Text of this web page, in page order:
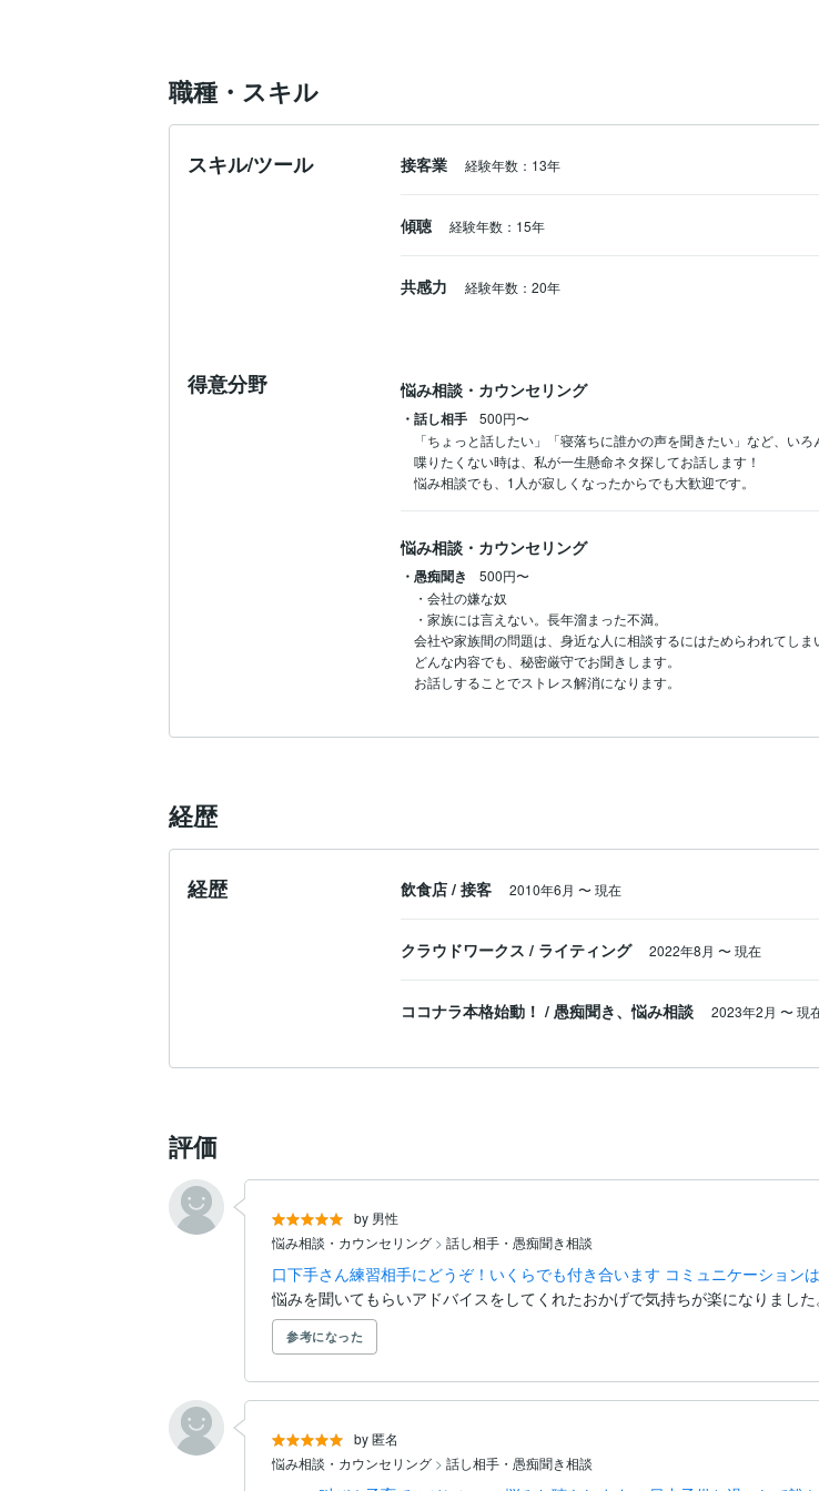
あなたの思うまま、感じたままをお伝え下さい。
あなたの思いを受け止めます。
職種・スキル
スキル/ツール 接客業 経験年数：13年
傾聴 経験年数：15年
共感力 経験年数：20年
得意分野 悩み相談・カウンセリング
・話し相手
500円〜
「ちょっと話したい」「寝落ちに誰かの声を聞きたい」など、いろ
喋りたくない時は、私が一生懸命ネタ探してお話します！
悩み相談でも、1人が寂しくなったからでも大歓迎です。
悩み相談・カウンセリング
・愚痴聞き
500円〜
・会社の嫌な奴
・家族には言えない。長年溜まった不満。
会社や家族間の問題は、身近な人に相談するにはためらわれてしま
どんな内容でも、秘密厳守でお聞きします。
お話しすることでストレス解消になります。
経歴
経歴 飲食店 / 接客 2010年6月 〜現在
クラウドワークス / ライティング 2022年8月 〜現在
ココナラ本格始動！ / 愚痴聞き、悩み相談 2023年2月 〜現
評価
by 男性
悩み相談・カウンセリング > 話し相手・愚痴聞き相談
口下手さん練習相手にどうぞ！いくらでも付き合います コミュニケーション
悩みを聞いてもらいアドバイスをしてくれたおかげで気持ちが楽になりました
参考になった
by 匿名
悩み相談・カウンセリング > 話し相手・愚痴聞き相談